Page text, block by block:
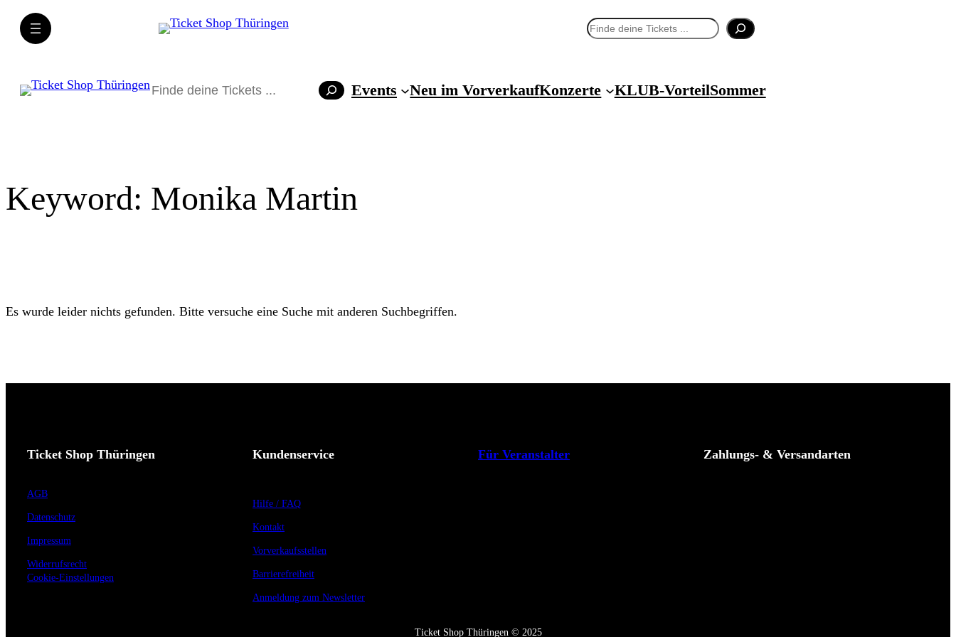
Direkt
zum
Suchen
Suchen Events Neu im VorverkaufKonzerte KLUB-VorteilSommer
Keyword: Monika Martin
Es wurde leider nichts gefunden. Bitte versuche eine Suche mit anderen Suchbegriffen.
Ticket Shop Thüringen
AGB
Datenschutz
Impressum
Widerrufsrecht
Cookie-Einstellungen
Kundenservice
Hilfe / FAQ
Kontakt
Vorverkaufsstellen
Barrierefreiheit
Anmeldung zum Newsletter
Für Veranstalter Zahlungs- & Versandarten
Ticket Shop Thüringen © 2025